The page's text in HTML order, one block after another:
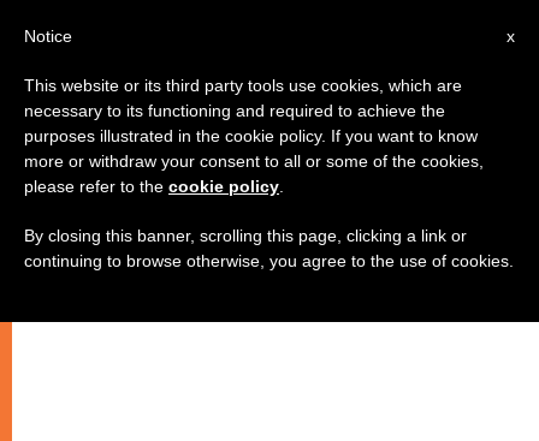
x
Notice
This website or its third party tools use cookies, which are
necessary to its functioning and required to achieve the
purposes illustrated in the cookie policy. If you want to know
more or withdraw your consent to all or some of the cookies,
please refer to the cookie policy
By closing this banner, scrolling this page, clicking a link or
continuing to browse otherwise, you agree to the use of cookies.